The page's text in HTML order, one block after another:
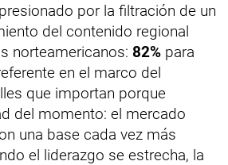
por la filtración de un
del contenido regional
norteamericanos: 82% para
en el marco del
que importan porque
del momento: el mercado
una base cada vez más
el liderazgo se estrecha, la